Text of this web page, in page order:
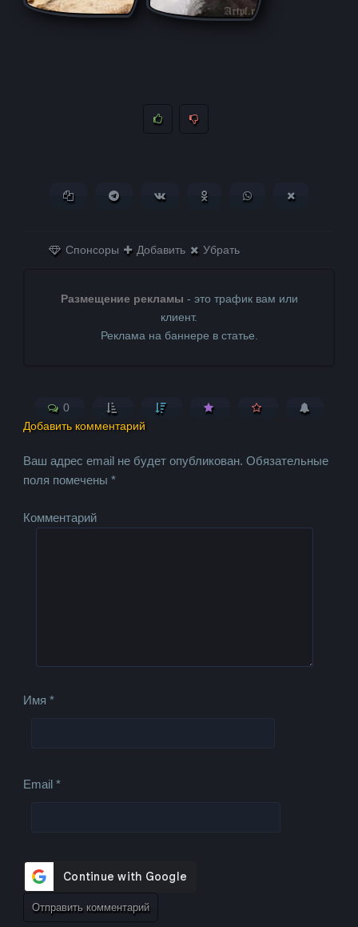
Копировать ссылкуПоделиться в Telegram
Поделиться ВКонтактеПоделиться в
Поделиться в
Спонсоры Добавить Убрать
Размещение рекламы - это трафик вам или
клиент.
Реклама на баннере в статье.
0
Добавить комментарий
Ваш адрес email не будет опубликован. Обязательные
поля помечены*
Комментарий
Имя*
Email*